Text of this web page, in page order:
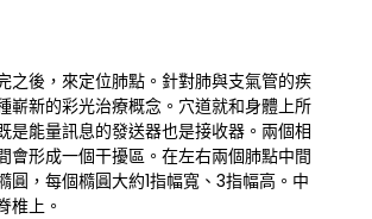
之後，來定位肺點。針對肺與支氣管的疾
嶄新的彩光治療概念。穴道就和身體上所
是能量訊息的發送器也是接收器。兩個相
會形成一個干擾區。在左右兩個肺點中間
圓，每個橢圓大約1指幅寬、3指幅高。中
椎上。